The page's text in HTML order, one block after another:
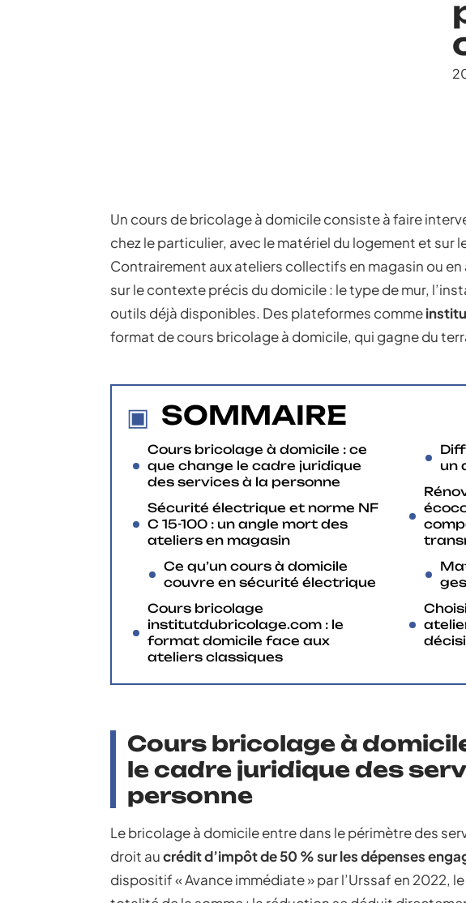
Un cours de bricolage à domicile consiste à faire
chez le particulier, avec le matériel du logement et sur
Contrairement aux ateliers collectifs en magasin ou
sur le contexte précis du domicile : le type de mur,
outils déjà disponibles. Des plateformes comme
format de cours bricolage à domicile, qui gagne du
SOMMAIRE
Cours bricolage à domicile : ce
que change le cadre juridique
des services à la personne
Sécurité électrique et norme NF
C 15-100 : un angle mort des
ateliers en magasin
Ce qu’un cours à domicile
couvre en sécurité électrique
Cours bricolage
institutdubricolage.com : le
format domicile face aux
ateliers classiques
un
Cours bricolage à
le cadre juridique des
personne
Le bricolage à domicile entre dans le périmètre des
droit aucrédit d’impôt de 50 % sur les dépenses
dispositif « Avance immédiate » par l’Urssaf en 2022,